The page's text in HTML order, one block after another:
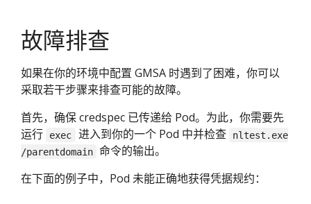
故障排查
如果在你的环境中配置 GMSA 时遇到了困难，你可以
采取若干步骤来排查可能的故障。
首先，确保 credspec 已传递给 Pod。为此，你需要先
运行
exec 进入到你的一个 Pod 中并检查
nltest.exe
/parentdomain 命令的输出。
在下面的例子中，Pod 未能正确地获得凭据规约：